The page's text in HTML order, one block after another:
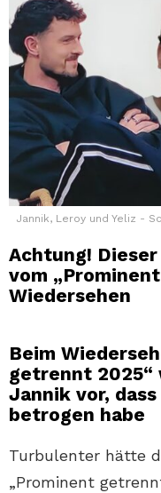
Jannik, Leroy und Yeliz -
Achtung!
vom
Wiedersehen
Beim
getrennt 2025“
Jannik vor,
betrogen habe
Turbulenter hätte
„Prominent